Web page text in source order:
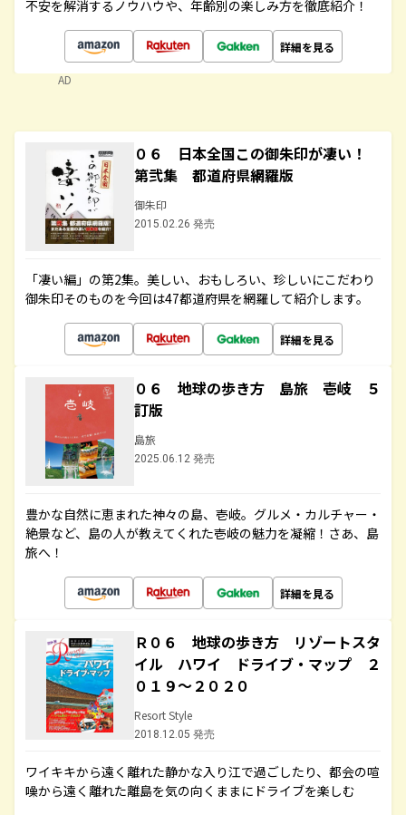
不安を解消するノウハウや、年齢別の楽しみ方を徹底紹介！
詳細を見る
AD
０６ 日本全国この御朱印が凄い！
第弐集 都道府県網羅版
御朱印
2015.02.26 発売
「凄い編」の第2集。美しい、おもしろい、珍しいにこだわり
御朱印そのものを今回は47都道府県を網羅して紹介します。
詳細を見る
０６ 地球の歩き方 島旅 壱岐 ５
訂版
島旅
2025.06.12 発売
豊かな自然に恵まれた神々の島、壱岐。グルメ・カルチャー・
絶景など、島の人が教えてくれた壱岐の魅力を凝縮！さあ、島
旅へ！
詳細を見る
Ｒ０６ 地球の歩き方 リゾートスタ
イル ハワイ ドライブ・マップ ２
０１９～２０２０
Resort Style
2018.12.05 発売
ワイキキから遠く離れた静かな入り江で過ごしたり、都会の喧
噪から遠く離れた離島を気の向くままにドライブを楽しむ